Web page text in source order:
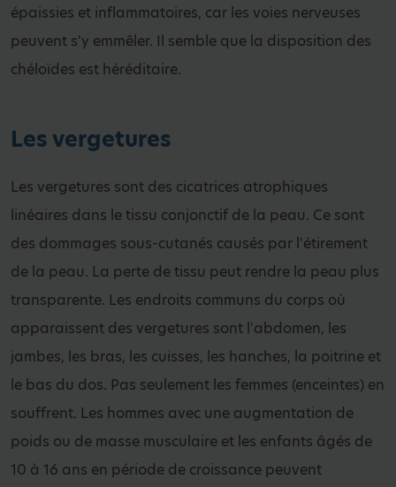
épaissies et inflammatoires, car les voies nerveuses
peuvent s'y emmêler. Il semble que la disposition des
chéloïdes est héréditaire.
Les vergetures
Les vergetures sont des cicatrices atrophiques
linéaires dans le tissu conjonctif de la peau. Ce sont
des dommages sous-cutanés causés par l'étirement
de la peau. La perte de tissu peut rendre la peau plus
transparente. Les endroits communs du corps où
apparaissent des vergetures sont l'abdomen, les
jambes, les bras, les cuisses, les hanches, la poitrine et
le bas du dos. Pas seulement les femmes (enceintes) en
souffrent. Les hommes avec une augmentation de
poids ou de masse musculaire et les enfants âgés de
10 à 16 ans en période de croissance peuvent